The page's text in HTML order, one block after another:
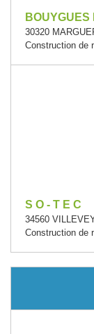
BOUYGUES
30320
Construction de
S O - T E C
34560
Construction de